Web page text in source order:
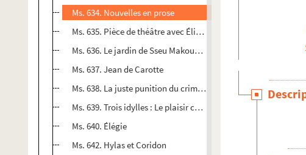
Ms. 634. Nouvelles en prose
Ms. 635. Pièce de théâtre avec Élisinde, Cordus, Mileus
Ms. 636. Le jardin de Sseu Makouang, poème
Ms. 637. Jean de Carotte
Ms. 638. La juste punition du crime ou La divinité justifiée, ode
Ms. 639. Trois idylles : Le plaisir champêtre, L'enchantement,
Ms. 640. Élégie
Ms. 642. Hylas et Coridon